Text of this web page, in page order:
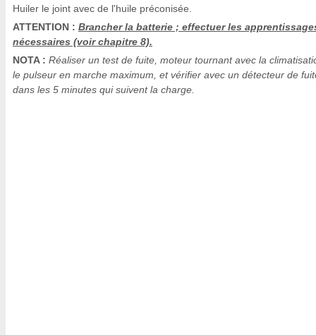
Huiler le joint avec de l'huile préconisée.
ATTENTION : Brancher la batterie ; effectuer les
nécessaires (voir chapitre 8).
NOTA : Réaliser un test de fuite, moteur tournant avec la
le pulseur en marche maximum, et vérifier avec un détecteur de
dans les 5 minutes qui suivent la charge.